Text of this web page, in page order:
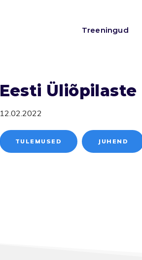
Treeningud
Eesti
12.02.2022
TULEMUSED JUHEND